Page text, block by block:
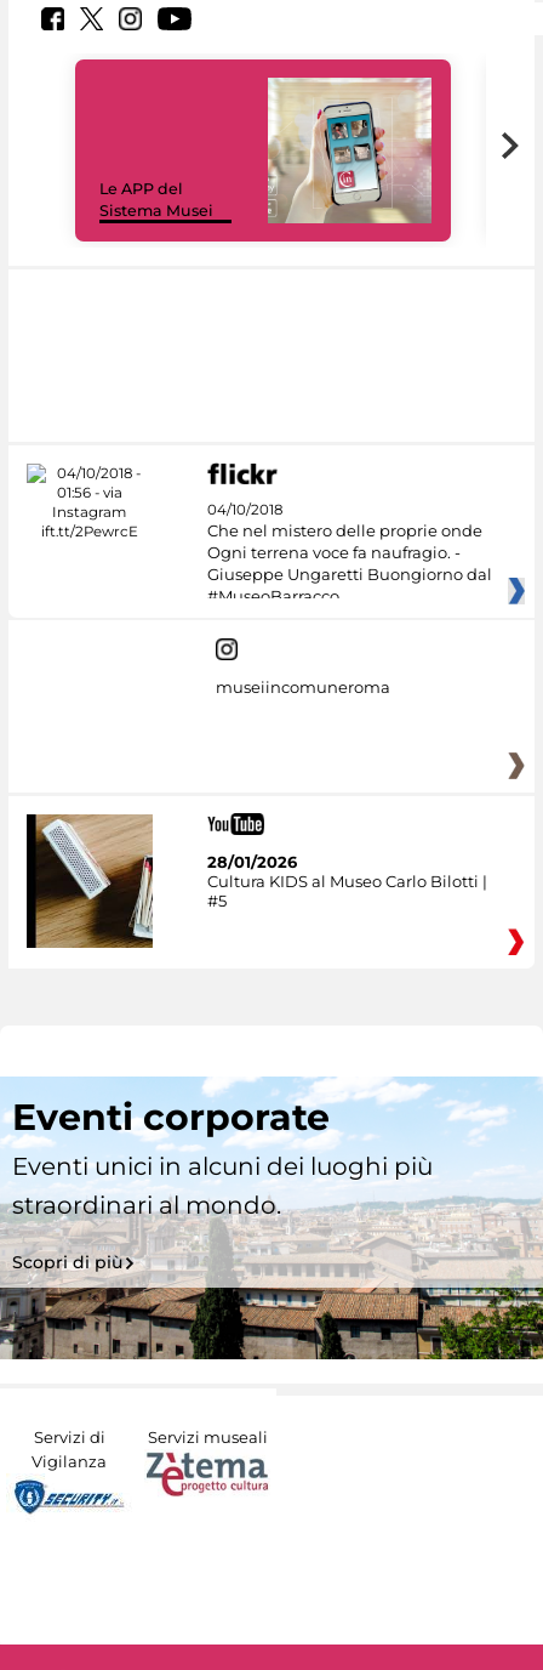
Le APP del
Sistema Musei
04/10/2018
Che nel mistero delle proprie onde
Ogni terrena voce fa naufragio. -
Giuseppe Ungaretti Buongiorno dal
#MuseoBarracco
museiincomuneroma
28/01/2026
Cultura KIDS al Museo Carlo Bilotti |
#5
Eventi corporate
Eventi unici in alcuni dei luoghi più
straordinari al mondo.
Scopri di più
Servizi di
Vigilanza
Servizi museali